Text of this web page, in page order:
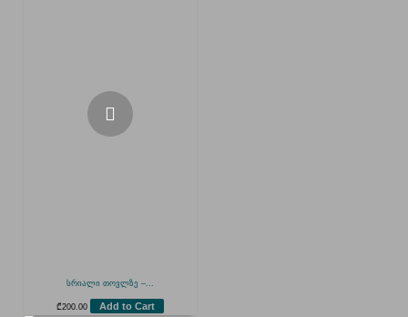
სრიალი თოვლზე –...
₾200.00 Add to Cart